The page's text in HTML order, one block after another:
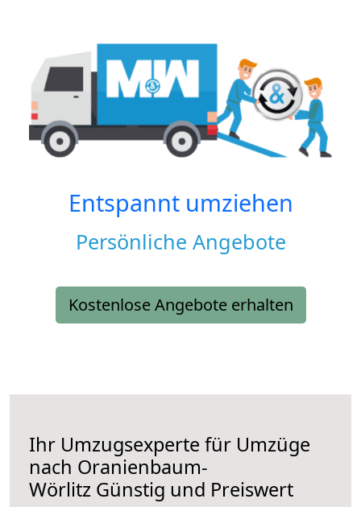
Entspannt umziehen
Persönliche Angebote
Kostenlose Angebote erhalten
Ihr Umzugsexperte für Umzüge
nach Oranienbaum-
Wörlitz Günstig und Preiswert